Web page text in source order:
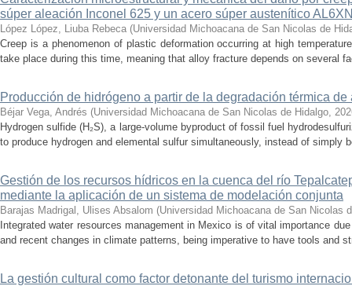
súper aleación Inconel 625 y un acero súper austenítico
López López, Liuba Rebeca (Universidad Michoacana de San Nicolas de
Creep is a phenomenon of plastic deformation occurring at high
take place during this time, meaning that alloy fracture depends on several
Producción de hidrógeno a partir de la degradación térmica
Béjar Vega, Andrés (Universidad Michoacana de San Nicolas de Hidalgo,
Hydrogen sulfide (H₂S), a large-volume byproduct of fossil fuel
to produce hydrogen and elemental sulfur simultaneously, instead of simply
Gestión de los recursos hídricos en la cuenca del río
mediante la aplicación de un sistema de modelación conjunta
Barajas Madrigal, Ulises Absalom (Universidad Michoacana de San Nicolas
Integrated water resources management in Mexico is of vital importance
and recent changes in climate patterns, being imperative to have tools and
La gestión cultural como factor detonante del turismo